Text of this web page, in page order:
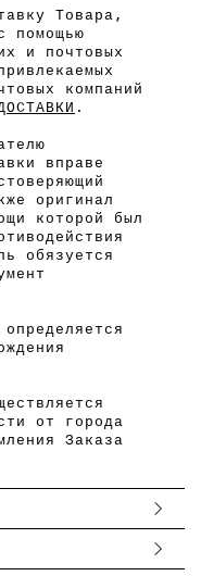
Товара,
помощью
и почтовых
компаний
.
вправе
оригинал
которой был
обязуется
от города
Заказа